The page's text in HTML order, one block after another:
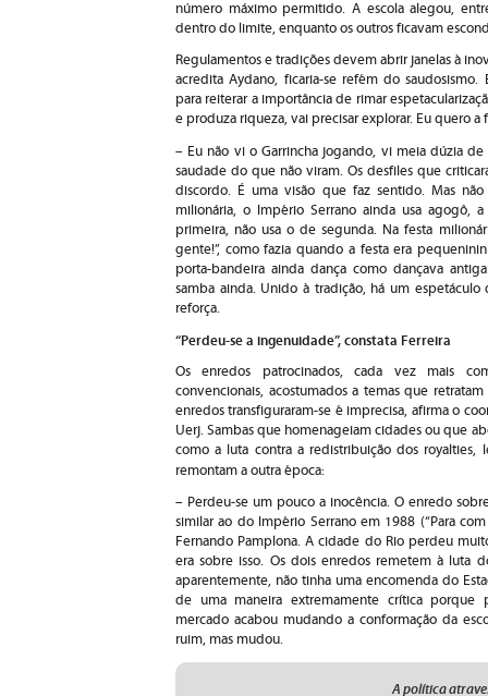
número máximo permitido. A escola alegou,
dentro do limite, enquanto os outros ficavam
Regulamentos e tradições devem abrir janelas à
acredita Aydano, ficaria-se refém do
para reiterar a importância de rimar
e produza riqueza, vai precisar explorar. Eu quero a
– Eu não vi o Garrincha jogando, vi meia dúzia
saudade do que não viram. Os desfiles que
discordo. É uma visão que faz sentido. Mas
milionária, o Império Serrano ainda usa agogô,
primeira, não usa o de segunda. Na festa
gente!”, como fazia quando a festa era
porta-bandeira ainda dança como dançava
samba ainda. Unido à tradição, há um
reforça.
“Perdeu-se a ingenuidade”, constata Ferreira
Os enredos patrocinados, cada vez mais
convencionais, acostumados a temas que
enredos transfiguraram-se é imprecisa, afirma o
Uerj. Sambas que homenageiam cidades ou que
como a luta contra a redistribuição dos royalties,
remontam a outra época:
– Perdeu-se um pouco a inocência. O enredo
similar ao do Império Serrano em 1988 (“Para
Fernando Pamplona. A cidade do Rio perdeu
era sobre isso. Os dois enredos remetem à luta
aparentemente, não tinha uma encomenda do
de uma maneira extremamente crítica porque
mercado acabou mudando a conformação da
ruim, mas mudou.
A política